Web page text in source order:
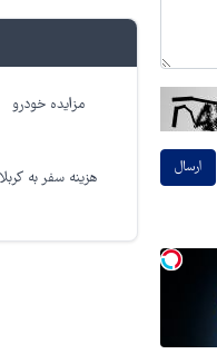
ارسال
مزایده خودرو
هزینه سفر به کربلا